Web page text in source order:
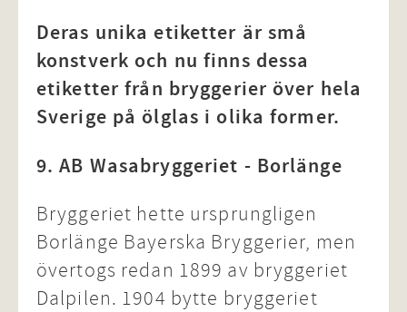
Deras unika etiketter är små
konstverk och nu finns dessa
etiketter från bryggerier över hela
Sverige på ölglas i olika former.
9. AB Wasabryggeriet - Borlänge
Bryggeriet hette ursprungligen
Borlänge Bayerska Bryggerier, men
övertogs redan 1899 av bryggeriet
Dalpilen. 1904 bytte bryggeriet